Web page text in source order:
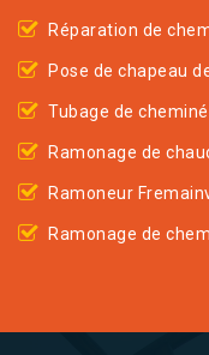
Réparation de
Pose de chapeau
Tubage de
Ramonage de
Ramoneur
Ramonage de